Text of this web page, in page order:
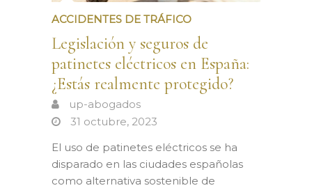
ACCIDENTES DE TRÁFICO
Legislación y seguros de
patinetes eléctricos en España:
¿Estás realmente protegido?
up-abogados
31 octubre, 2023
El uso de patinetes eléctricos se ha
disparado en las ciudades españolas
como alternativa sostenible de